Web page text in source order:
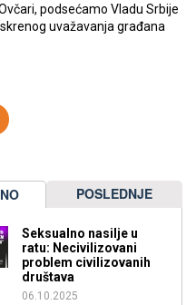
podsećamo Vladu Srbije
uvažavanja građana
POSLEDNJE
Seksualno nasilje u
ratu: Necivilizovani
problem civilizovanih
društava
06.10.2025